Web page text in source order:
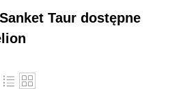
Taur dostępne